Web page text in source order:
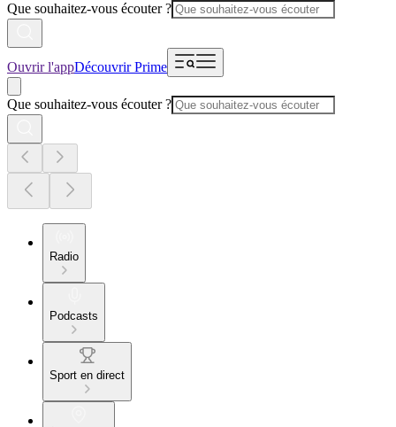
Que souhaitez-vous écouter ?
Ouvrir l'appDécouvrir Prime
Que souhaitez-vous écouter ?
Radio
Podcasts
Sport en direct